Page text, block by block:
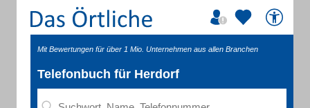
Mit Bewertungen für über 1 Mio. Unternehmen aus allen Branchen
Telefonbuch für Herdorf